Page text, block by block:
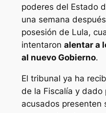
poderes del Estado
una semana
posesión de Lula,
intentaron alentar a
al nuevo Gobierno.
El tribunal ya ha
de la Fiscalía y dado
acusados presenten